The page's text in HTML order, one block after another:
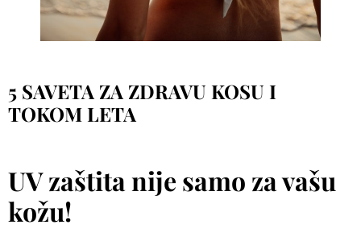
5 SAVETA ZA ZDRAVU KOSU I
TOKOM LETA
UV zaštita nije samo za vašu
kožu!